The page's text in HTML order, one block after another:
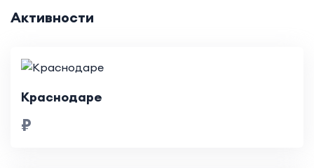
Активности
Краснодаре
₽